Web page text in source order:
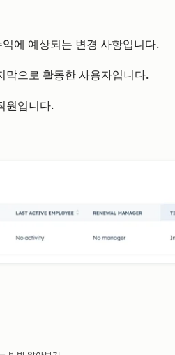
에 예상되는 변경 사항입니다.
막으로 활동한 사용자입니다.
원입니다.